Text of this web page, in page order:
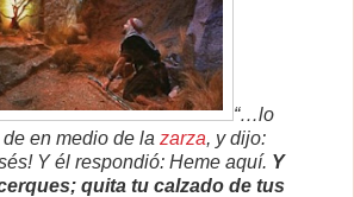
“…lo
en medio de la zarza, y dijo:
Y él respondió: Heme aquí. Y
quita tu calzado de tus